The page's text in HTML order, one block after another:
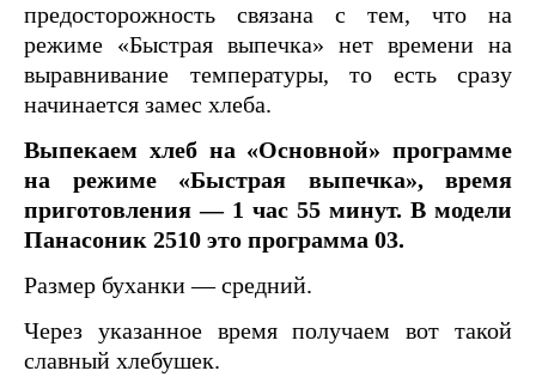
предосторожность связана с тем, что на
режиме «Быстрая выпечка» нет времени на
выравнивание температуры, то есть сразу
начинается замес хлеба.
Выпекаем хлеб на «Основной» программе
на режиме «Быстрая выпечка», время
приготовления — 1 час 55 минут. В модели
Панасоник 2510 это программа 03.
Размер буханки — средний.
Через указанное время получаем вот такой
славный хлебушек.